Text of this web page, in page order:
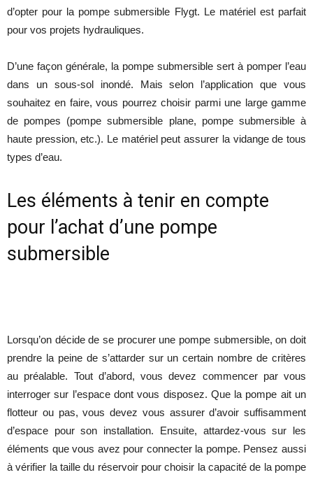
d’opter pour la pompe submersible Flygt. Le matériel est parfait
pour vos projets hydrauliques.
D’une façon générale, la pompe submersible sert à pomper l’eau
dans un sous-sol inondé. Mais selon l’application que vous
souhaitez en faire, vous pourrez choisir parmi une large gamme
de pompes (pompe submersible plane, pompe submersible à
haute pression, etc.). Le matériel peut assurer la vidange de tous
types d’eau.
Les éléments à tenir en compte
pour l’achat d’une pompe
submersible
Lorsqu’on décide de se procurer une pompe submersible, on doit
prendre la peine de s’attarder sur un certain nombre de critères
au préalable. Tout d’abord, vous devez commencer par vous
interroger sur l’espace dont vous disposez. Que la pompe ait un
flotteur ou pas, vous devez vous assurer d’avoir suffisamment
d’espace pour son installation. Ensuite, attardez-vous sur les
éléments que vous avez pour connecter la pompe. Pensez aussi
à vérifier la taille du réservoir pour choisir la capacité de la pompe